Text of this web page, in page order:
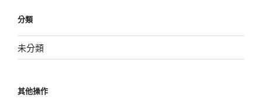
分類
未分類
其他操作